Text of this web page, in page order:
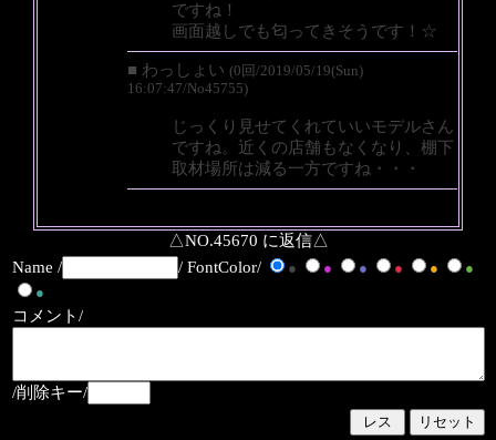
ですね！
画面越しでも匂ってきそうです！☆
■ わっしょい (0回/2019/05/19(Sun)
16:07:47/No45755)
じっくり見せてくれていいモデルさん
ですね。近くの店舗もなくなり、棚下
取材場所は減る一方ですね・・・
△NO.45670 に返信△
Name /
/ FontColor/ ● ● ● ● ●
●
●
コメント/
/削除キー/